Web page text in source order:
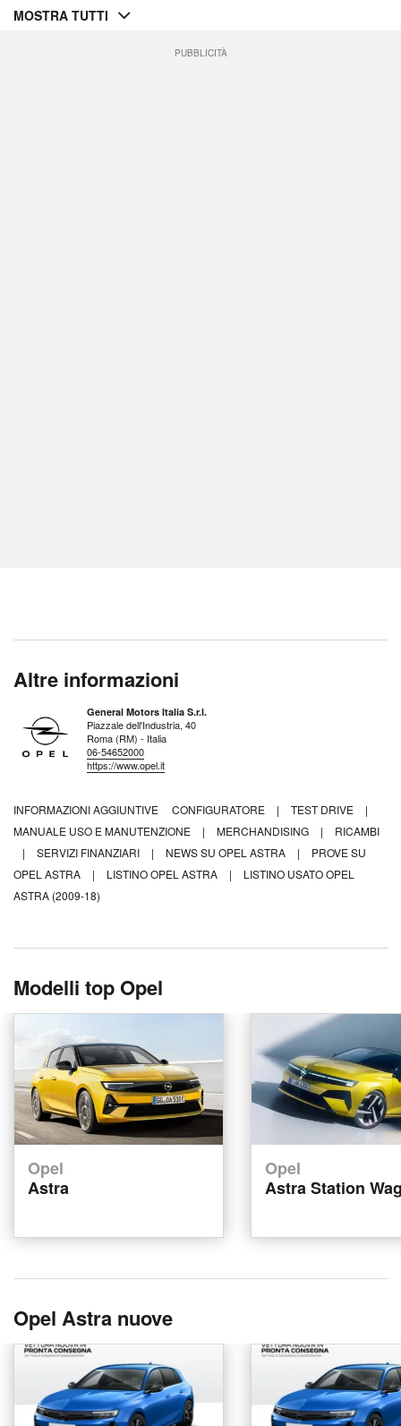
MOSTRA TUTTI
PUBBLICITÀ
Altre informazioni
General Motors Italia S.r.l.
Piazzale dell'Industria, 40
Roma (RM) - Italia
06-54652000
https://www.opel.it
INFORMAZIONI AGGIUNTIVE CONFIGURATORE | TEST DRIVE
|
MANUALE USO E MANUTENZIONE
| MERCHANDISING |
RICAMBI
|
SERVIZI FINANZIARI | NEWS SU OPEL ASTRA |
PROVE SU
OPEL ASTRA
| LISTINO OPEL ASTRA |
LISTINO USATO OPEL
ASTRA (2009-18)
Modelli top Opel
Opel
Astra
Opel
Astra Station
Opel Astra nuove